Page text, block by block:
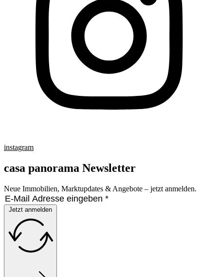
instagram
casa panorama Newsletter
Neue Immobilien, Marktupdates & Angebote – jetzt anmelden.
Jetzt anmelden